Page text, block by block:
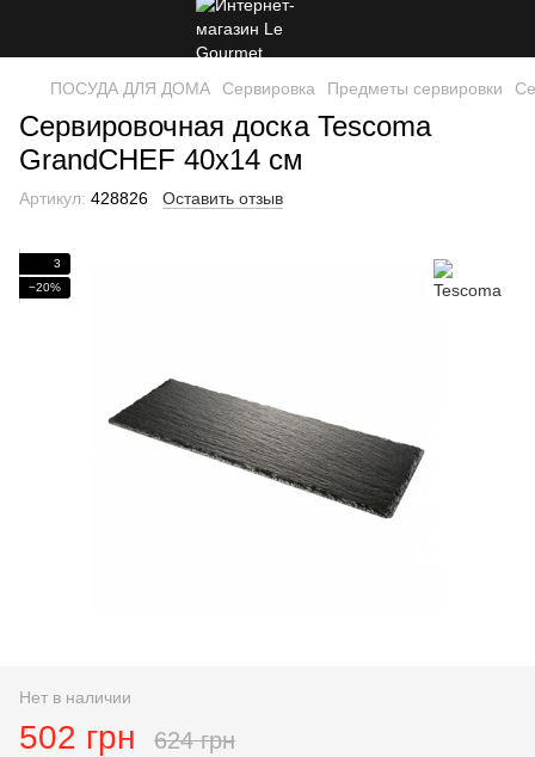
ПОСУДА ДЛЯ ДОМА Сервировка Предметы сервировки
Сервировочная доска Tescoma
GrandCHEF 40x14 см
Артикул: 428826 Оставить отзыв
3
−20%
Нет в наличии
502 грн 624 грн